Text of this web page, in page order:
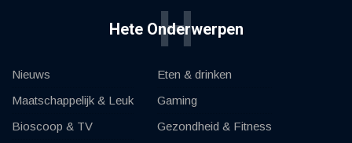
Hete Onderwerpen
H
Nieuws
Maatschappelijk & Leuk
Bioscoop & TV
Eten & drinken
Gaming
Gezondheid & Fitness